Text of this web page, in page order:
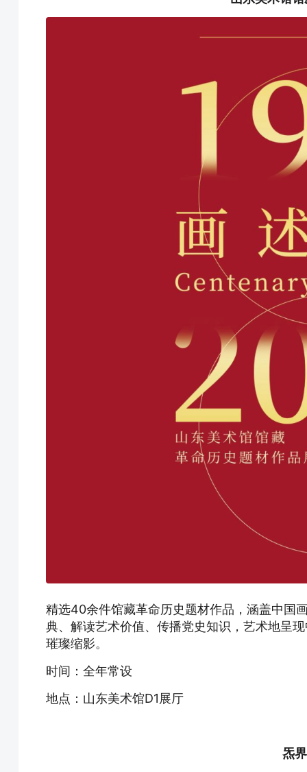
精选40余件馆藏革命历史题材作品，涵盖中国
典、解读艺术价值、传播党史知识，艺术地呈
璀璨缩影。
时间：全年常设
地点：山东美术馆D1展厅
炁